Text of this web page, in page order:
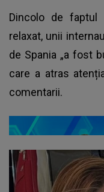
Dincolo de
relaxat, unii
de Spania „a fost
care a atras
comentarii.